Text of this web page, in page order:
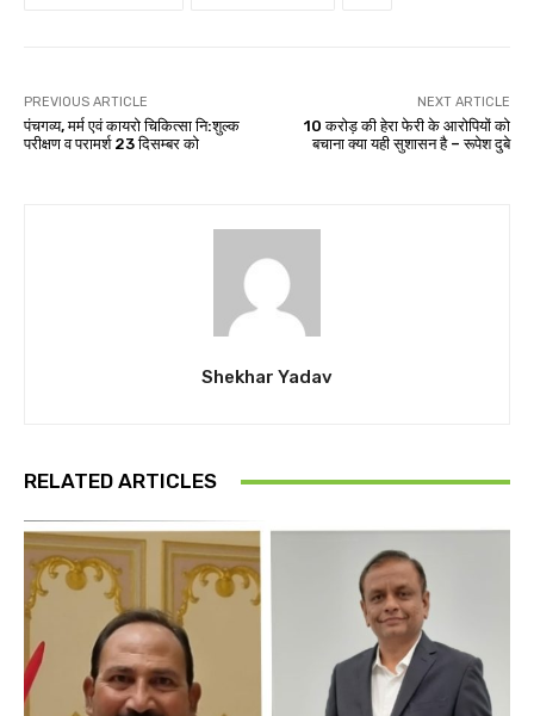
PREVIOUS ARTICLE
पंचगव्य, मर्म एवं कायरो चिकित्सा नि:शुल्क
परीक्षण व परामर्श 23 दिसम्बर को
NEXT ARTICLE
10 करोड़ की हेरा फेरी के आरोपियों को
बचाना क्या यही सुशासन है – रूपेश दुबे
Shekhar Yadav
RELATED ARTICLES